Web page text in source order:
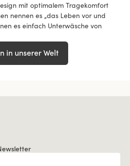
mit optimalem Tragekomfort
nennen es „das Leben vor und
es einfach Unterwäsche von
in unserer Welt